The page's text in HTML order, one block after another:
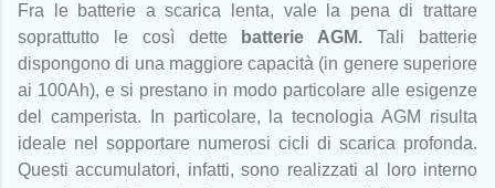
Fra le batterie a scarica lenta, vale la pena di trattare
soprattutto le così dette
batterie AGM. Tali batterie
dispongono di una maggiore capacità (in genere superiore
ai 100Ah), e si prestano in modo particolare alle esigenze
del camperista. In particolare, la tecnologia AGM risulta
ideale nel sopportare numerosi cicli di scarica profonda.
Questi accumulatori, infatti, sono realizzati al loro interno